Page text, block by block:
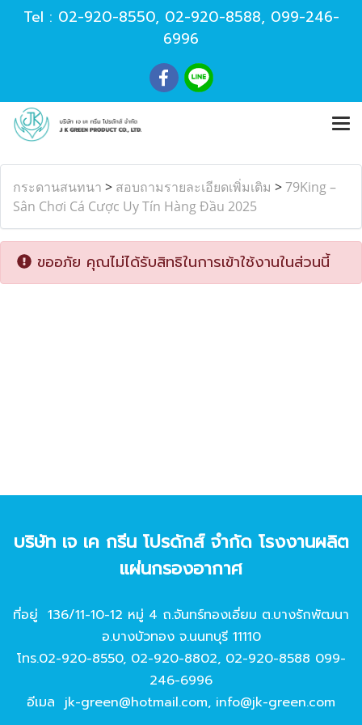
Tel : 02-920-8550, 02-920-8588, 099-246-
6996
กระดานสนทนา > สอบถามรายละเอียดเพิ่มเติม >79King –
Sân Chơi Cá Cược Uy Tín Hàng Đầu 2025
ขออภัย คุณไม่ได้รับสิทธิในการเข้าใช้งานในส่วนนี้
บริษัท เจ เค กรีน โปรดักส์ จํากัด โรงงานผลิต
แผ่นกรองอากาศ
ที่อยู่ 136/11-10-12 หมู่ 4 ถ.จันทร์ทองเอี่ยม ต.บางรักพัฒนา
อ.บางบัวทอง จ.นนทบุรี 11110
โทร.02-920-8550, 02-920-8802, 02-920-8588 099-
246-6996
อีเมล jk-green@hotmail.com, info@jk-green.com